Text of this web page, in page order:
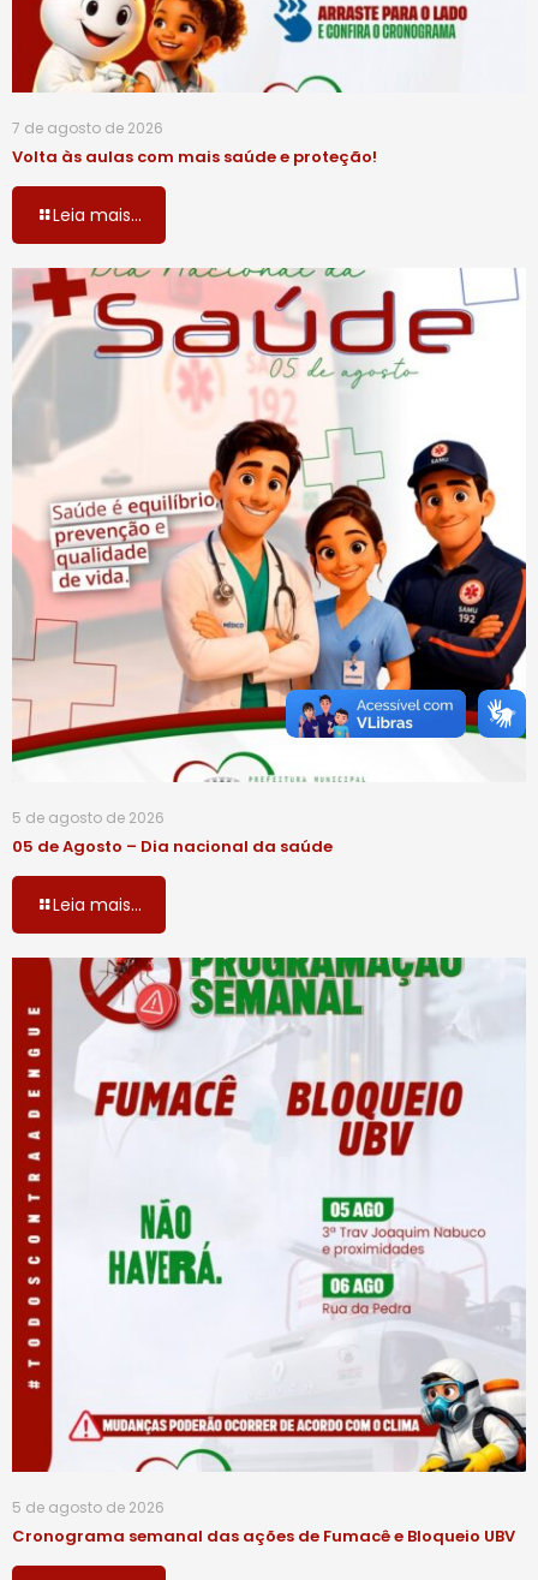
7 de agosto de 2026
Volta às aulas com mais saúde e proteção!
Leia mais...
5 de agosto de 2026
05 de Agosto – Dia nacional da saúde
Leia mais...
5 de agosto de 2026
Cronograma semanal das ações de Fumacê e Bloqueio UBV